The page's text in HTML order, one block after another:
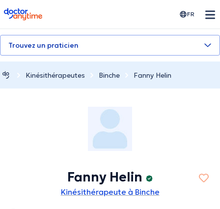
doctoranytime FR
Trouvez un praticien
Kinésithérapeutes Binche Fanny Helin
Fanny Helin
Kinésithérapeute à Binche